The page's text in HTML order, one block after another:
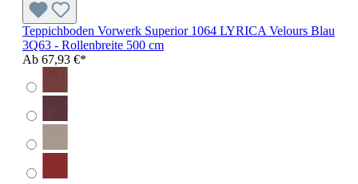
Teppichboden Vorwerk Superior 1064 LYRICA Velours Blau
3Q63 - Rollenbreite 500 cm
Ab 67,93 €*